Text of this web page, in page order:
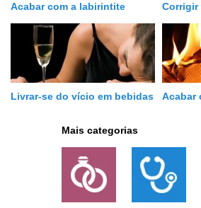
Acabar com a labirintite Corrigir
Livrar-se do vício em bebidas Acabar
Mais categorias